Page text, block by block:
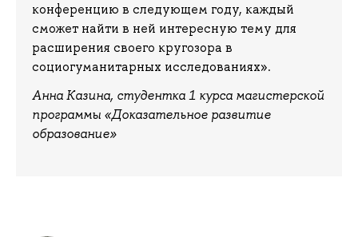
конференцию в следующем году, каждый
сможет найти в ней интересную тему для
расширения своего кругозора в
социогуманитарных исследованиях».
Анна Казина, студентка 1 курса магистерской
программы «Доказательное развитие
образование»